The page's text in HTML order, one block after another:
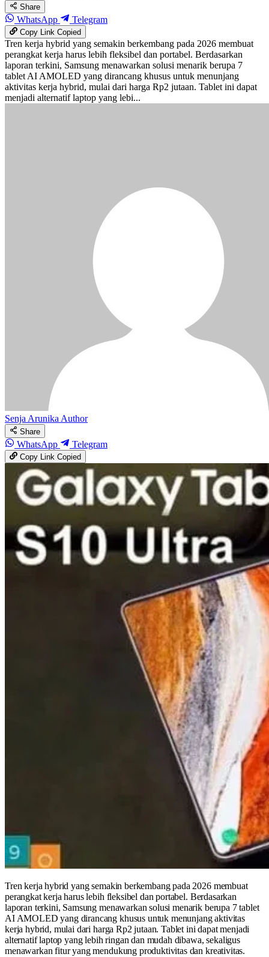
Share
WhatsApp Telegram
Copy LinkCopied
Tren kerja hybrid yang semakin berkembang pada 2026 membuat
perangkat kerja harus lebih fleksibel dan portabel. Berdasarkan
laporan terkini, Samsung menawarkan solusi menarik berupa 7
tablet AI AMOLED yang dirancang khusus untuk menunjang
aktivitas kerja hybrid, mulai dari harga Rp2 jutaan. Tablet ini dapat
menjadi alternatif laptop yang lebi...
Senja ArunikaAuthor
Share
WhatsApp Telegram
Copy LinkCopied
Tren kerja hybrid yang semakin berkembang pada 2026 membuat
perangkat kerja harus lebih fleksibel dan portabel. Berdasarkan
laporan terkini, Samsung menawarkan solusi menarik berupa 7 tablet
AI AMOLED yang dirancang khusus untuk menunjang aktivitas
kerja hybrid, mulai dari harga Rp2 jutaan. Tablet ini dapat menjadi
alternatif laptop yang lebih ringan dan mudah dibawa, sekaligus
menawarkan fitur yang mendukung produktivitas dan kreativitas.